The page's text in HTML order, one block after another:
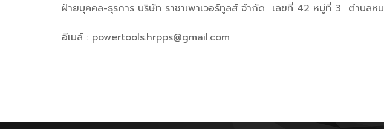
ฝ่ายบุคคล-ธุรการ บริษัท ราชาเพาเวอร์ทูลส์ จำกัด เลขที่ 42 หมู่ที่ 3 ตำบลห
อีเมล์ : powertools.hrpps@gmail.com